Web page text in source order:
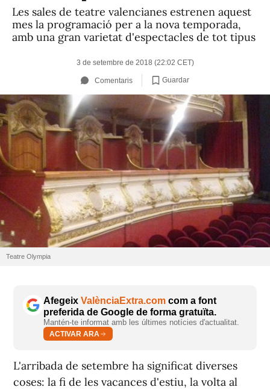
Les sales de teatre valencianes estrenen aquest
mes la programació per a la nova temporada,
amb una gran varietat d'espectacles de tot tipus
3 de setembre de 2018 (22:02 CET)
Comentaris Guardar
Teatre Olympia
Afegeix ValènciaExtra.com com a font
preferida de Google de forma gratuïta.
Mantén-te informat amb les últimes notícies d'actualitat.
ACTIVAR ARA
L'arribada de setembre ha significat diverses
coses: la fi de les vacances d'estiu, la volta al